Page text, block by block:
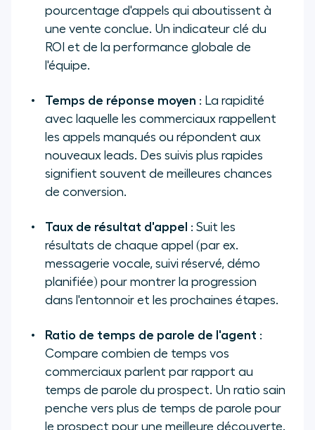
pourcentage d'appels qui aboutissent à
une vente conclue. Un indicateur clé du
ROI et de la performance globale de
l'équipe.
Temps de réponse moyen : La rapidité
avec laquelle les commerciaux rappellent
les appels manqués ou répondent aux
nouveaux leads. Des suivis plus rapides
signifient souvent de meilleures chances
de conversion.
Taux de résultat d'appel : Suit les
résultats de chaque appel (par ex.
messagerie vocale, suivi réservé, démo
planifiée) pour montrer la progression
dans l'entonnoir et les prochaines étapes.
Ratio de temps de parole de l'agent :
Compare combien de temps vos
commerciaux parlent par rapport au
temps de parole du prospect. Un ratio sain
penche vers plus de temps de parole pour
le prospect pour une meilleure découverte.